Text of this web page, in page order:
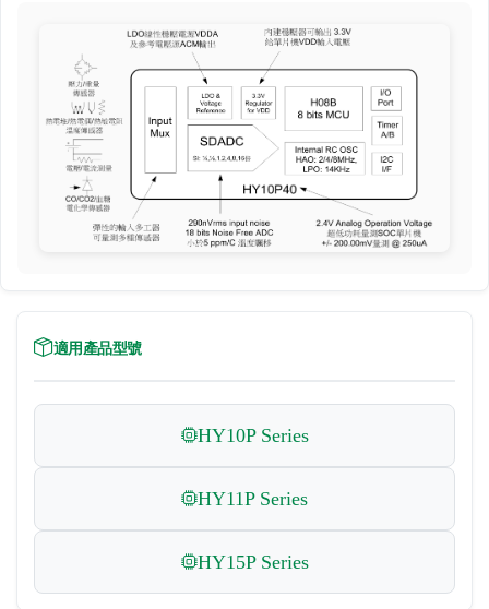
適用產品型號
HY10P Series
HY11P Series
HY15P Series